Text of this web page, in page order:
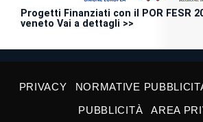
Progetti Finanziati con il POR FESR
veneto Vai a dettagli >>
PRIVACY NORMATIVE
PUBBLICITÀ
AREA